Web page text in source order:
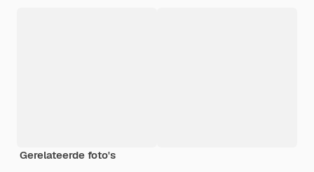
Gerelateerde foto's